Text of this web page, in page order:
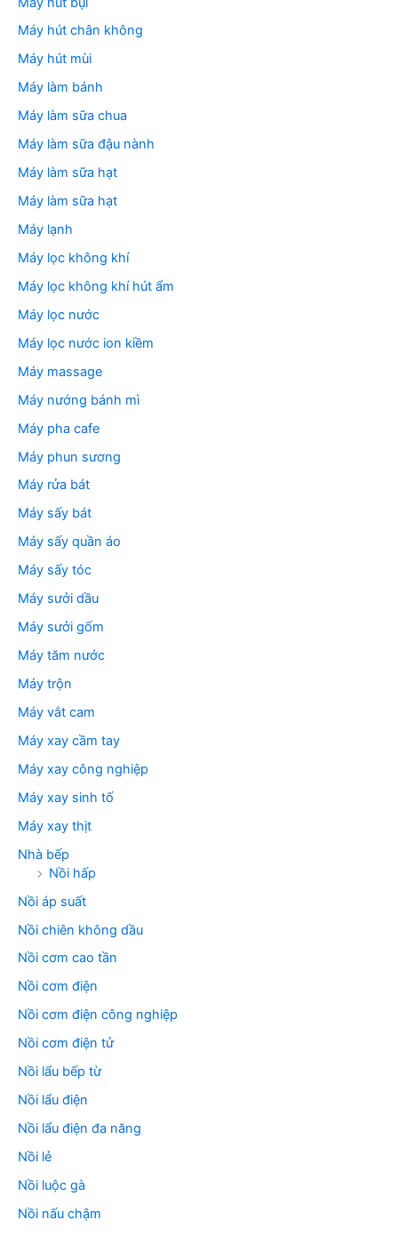
Máy hút chân không
Máy hút mùi
Máy làm bánh
Máy làm sữa chua
Máy làm sữa đậu nành
Máy làm sữa hạt
Máy làm sữa hạt
Máy lạnh
Máy lọc không khí
Máy lọc không khí hút ẩm
Máy lọc nước
Máy lọc nước ion kiềm
Máy massage
Máy nướng bánh mì
Máy pha cafe
Máy phun sương
Máy rửa bát
Máy sấy bát
Máy sấy quần áo
Máy sấy tóc
Máy sưởi dầu
Máy sưởi gốm
Máy tăm nước
Máy trộn
Máy vắt cam
Máy xay cầm tay
Máy xay công nghiệp
Máy xay sinh tố
Máy xay thịt
Nhà bếp
Nồi hấp
Nồi áp suất
Nồi chiên không dầu
Nồi cơm cao tần
Nồi cơm điện
Nồi cơm điện công nghiệp
Nồi cơm điện tử
Nồi lẩu bếp từ
Nồi lẩu điện
Nồi lẩu điện đa năng
Nồi lẻ
Nồi luộc gà
Nồi nấu chậm